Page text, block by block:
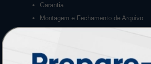
Garantia
Montagem e Fechamento de Arquivo